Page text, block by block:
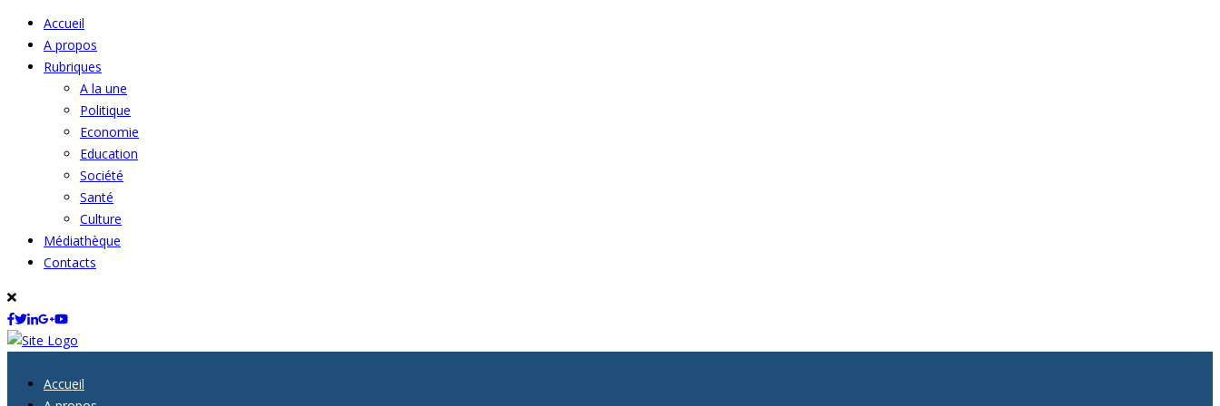
Accueil
A propos
Rubriques
A la une
Politique
Economie
Education
Société
Santé
Culture
Médiathèque
Contacts
Accueil